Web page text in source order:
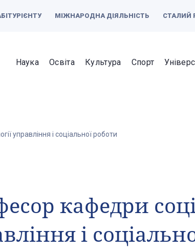
МІЖНАРОДНА ДІЯЛЬНІСТЬ СТАЛИЙ
Наука Освіта Культура Спорт
управління і соціальної роботи
кафедри
і